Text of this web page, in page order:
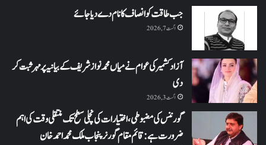
جب طاقت کو انصاف کا نام دے دیا جائے
اگست 7, 2026
آزاد کشمیر کی عوام نے میاں محمد نواز شریف کے بیانیہ پر مہر ثبت کر
دی
اگست 3, 2026
گورننس کی مضبوطی، اختیارات کی نچلی سطح تک منتقلی وقت کی اہم
ضرورت ہے: قائم مقام گورنر پنجاب ملک محمد احمد خان